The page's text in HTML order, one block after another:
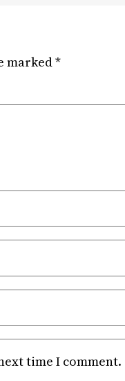
marked*
time I comment.